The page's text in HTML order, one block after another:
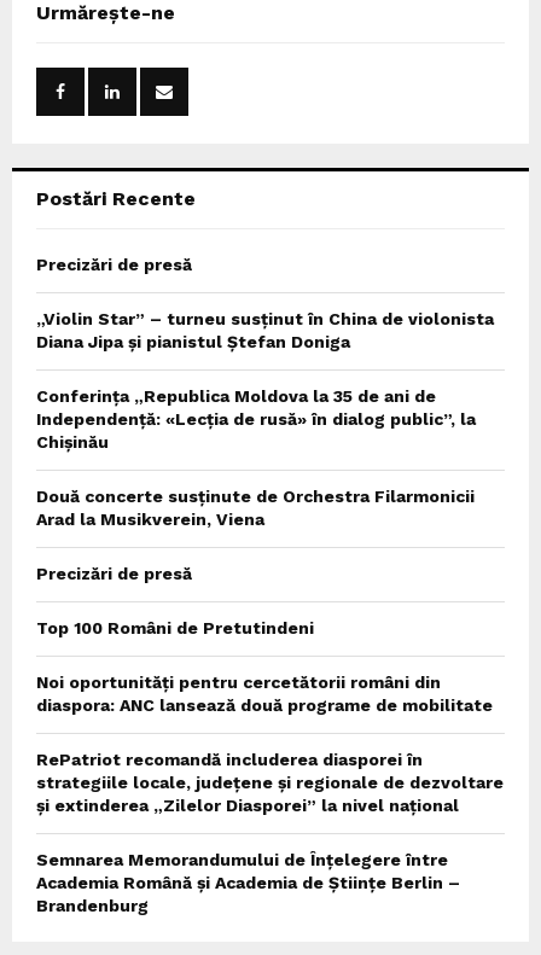
h
Urmărește-ne
Postări Recente
Precizări de presă
„Violin Star” – turneu susținut în China de violonista
Diana Jipa și pianistul Ștefan Doniga
Conferința „Republica Moldova la 35 de ani de
Independență: «Lecția de rusă» în dialog public”, la
Chișinău
Două concerte susținute de Orchestra Filarmonicii
Arad la Musikverein, Viena
Precizări de presă
Top 100 Români de Pretutindeni
Noi oportunități pentru cercetătorii români din
diaspora: ANC lansează două programe de mobilitate
RePatriot recomandă includerea diasporei în
strategiile locale, județene și regionale de dezvoltare
și extinderea „Zilelor Diasporei” la nivel național
Semnarea Memorandumului de Înțelegere între
Academia Română și Academia de Științe Berlin –
Brandenburg